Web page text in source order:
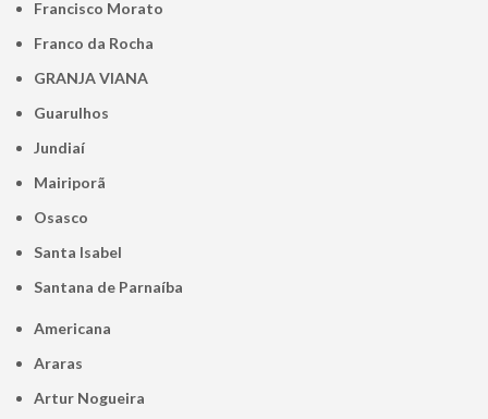
Francisco Morato
Franco da Rocha
GRANJA VIANA
Guarulhos
Jundiaí
Mairiporã
Osasco
Santa Isabel
Santana de Parnaíba
Americana
Araras
Artur Nogueira